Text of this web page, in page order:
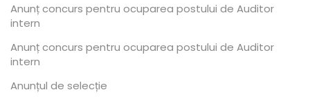
Anunț concurs pentru ocuparea postului de Auditor
intern
Anunț concurs pentru ocuparea postului de Auditor
intern
Anunțul de selecție